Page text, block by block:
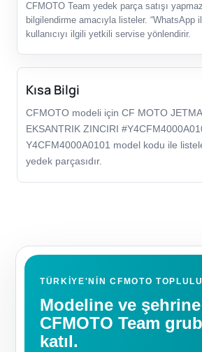
CFMOTO Team yedek parça satışı
bilgilendirme amacıyla listeler. “WhatsApp
kullanıcıyı ilgili yetkili servise yönlendirir.
Kısa Bilgi
CFMOTO modeli için CF MOTO
EKSANTRIK ZINCIRI
Y4CFM4000A0101 model kodu ile
yedek parçasıdır.
TÜRKIYE'NIN CFMOTO
Modeline ve
CFMOTO Team
katıl.